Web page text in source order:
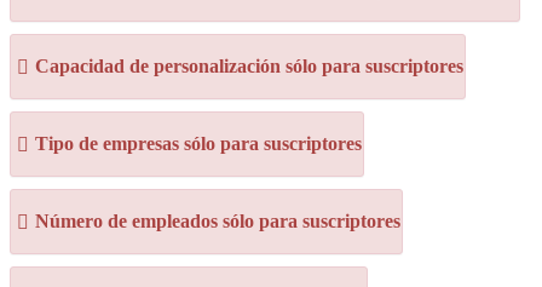
Capacidad de personalización sólo para suscriptores
Tipo de empresas sólo para suscriptores
Número de empleados sólo para suscriptores